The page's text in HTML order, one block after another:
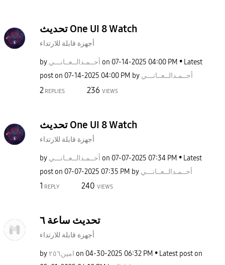
تحديث One UI 8 Watch
أجهزة قابلة للارتداء
by أحــمـدالــعــانـــي on ‎07-14-2025 04:00 PM
Latest
post on ‎07-14-2025 04:00 PM by أحــمـدالــعــانـــي
2 REPLIES 236 VIEWS
تحديث One UI 8 Watch
أجهزة قابلة للارتداء
by أحــمـدالــعــانـــي on ‎07-07-2025 07:34 PM
Latest
post on ‎07-07-2025 07:35 PM by أحــمـدالــعــانـــي
1 REPLY 240 VIEWS
تحديث ساعة ٦
أجهزة قابلة للارتداء
by امين٢٥٦ on ‎04-30-2025 06:32 PM
Latest post on